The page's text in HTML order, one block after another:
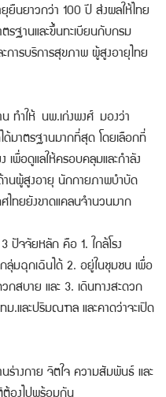
ยืนยาวกว่า 100 ปี ส่งผลให้ไทย
รฐานและขึ้นทะเบียนกับกรม
การบริการสุขภาพ ผู้สูงอายุไทย
ทำให้ นพ.เก่งพงศ์ มองว่า
ด้มาตรฐานมากที่สุด โดยเลือกที่
เพื่อดูแลให้ครอบคลุมและกำลัง
านผู้สูงอายุ นักกายภาพบำบัด
ไทยยังขาดแคลนจำนวนมาก
ปัจจัยหลัก คือ 1. ใกล้โรง
ลุ่มฉุกเฉินได้ 2. อยู่ในชุมชน เพื่อ
วกสบาย และ 3. เดินทางสะดวก
ม.และปริมณฑล และคาดว่าจะเปิด
นร่างกาย จิตใจ ความสัมพันธ์ และ
ต้องไปพร้อมกัน